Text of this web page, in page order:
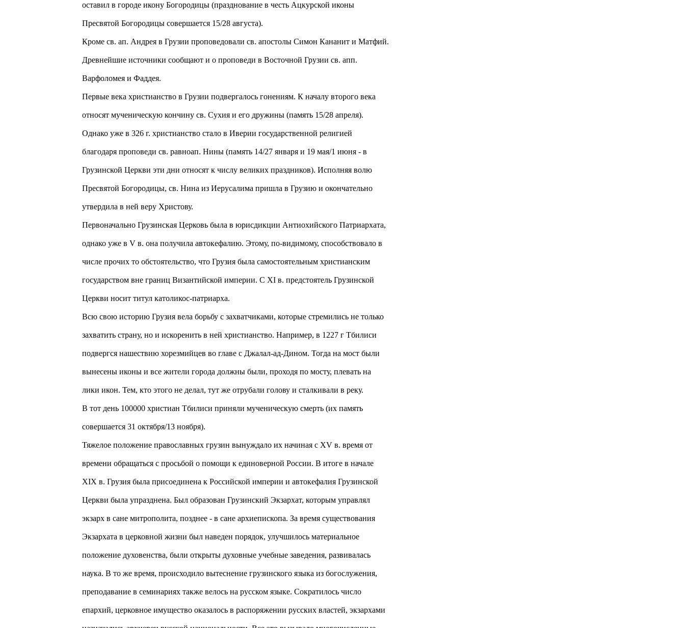
оставил в городе икону Богородицы (празднование в честь Ацкурской иконы
Пресвятой Богородицы совершается 15/28 августа).
Кроме св. ап. Андрея в Грузии проповедовали св. апостолы Симон Кананит и Матфий.
Древнейшие источники сообщают и о проповеди в Восточной Грузии св. апп.
Варфоломея и Фаддея.
Первые века христианство в Грузии подвергалось гонениям. К началу второго века
относят мученическую кончину св. Сухия и его дружины (память 15/28 апреля).
Однако уже в 326 г. христианство стало в Иверии государственной религией
благодаря проповеди св. равноап. Нины (память 14/27 января и 19 мая/1 июня - в
Грузинской Церкви эти дни относят к числу великих праздников). Исполняя волю
Пресвятой Богородицы, св. Нина из Иерусалима пришла в Грузию и окончательно
утвердила в ней веру Христову.
Первоначально Грузинская Церковь была в юрисдикции Антиохийского Патриархата,
однако уже в V в. она получила автокефалию. Этому, по-видимому, способствовало в
числе прочих то обстоятельство, что Грузия была самостоятельным христианским
государством вне границ Византийской империи. С XI в. предстоятель Грузинской
Церкви носит титул католикос-патриарха.
Всю свою историю Грузия вела борьбу с захватчиками, которые стремились не только
захватить страну, но и искоренить в ней христианство. Например, в 1227 г Тбилиси
подвергся нашествию хорезмийцев во главе с Джалал-ад-Дином. Тогда на мост были
вынесены иконы и все жители города должны были, проходя по мосту, плевать на
лики икон. Тем, кто этого не делал, тут же отрубали голову и сталкивали в реку.
В тот день 100000 христиан Тбилиси приняли мученическую смерть (их память
совершается 31 октября/13 ноября).
Тяжелое положение правоcлавных грузин вынуждало их начиная с XV в. время от
времени обращаться с просьбой о помощи к единоверной России. В итоге в начале
XIX в. Грузия была присоединена к Российской империи и автокефалия Грузинской
Церкви была упразднена. Был образован Грузинский Экзархат, которым управлял
экзарх в сане митрополита, позднее - в сане архиепископа. За время существования
Экзархата в церковной жизни был наведен порядок, улучшилось материальное
положение духовенства, были открыты духовные учебные заведения, развивалась
наука. В то же время, происходило вытеснение грузинского языка из богослужения,
преподавание в семинариях также велось на русском языке. Сократилось число
епархий, церковное имущество оказалось в распоряжении русских властей, экзархами